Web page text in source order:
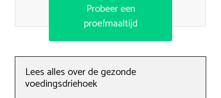
Probeer een
proefmaaltijd
Lees alles over de gezonde
voedingsdriehoek